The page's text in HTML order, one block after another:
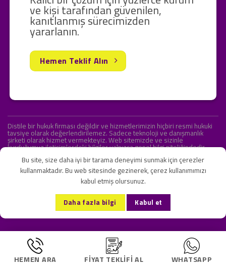
ve kişi tarafından güvenilen,
kanıtlanmış sürecimizden
yararlanın.
Hemen Teklif Alın
Distile bir hukuk firması değildir ve hizmetlerimizin hiçbiri resmi hukuki
tavsiye olarak değerlendirilemez. Sadece teknoloji ve danışmanlık
şirketi olarak hizmet vermekteyiz. Web sitemizde ve sizinle
kurduğumuz iletişimlerdeki bilgiler yalnızca genel bilgi niteliğindedir.
KVKK ve Gizlilik Sözleşmesi S.S.S. İletişim
Copyright 2026 ©Onlipr Teknoloji ve Ticaret A.Ş.
HEMEN ARA FIYAT TEKLIFI AL WHATSAPP
Bu site, size daha iyi bir tarama deneyimi sunmak için çerezler
kullanmaktadır. Bu web sitesinde gezinerek, çerez kullanımımızı
kabul etmiş olursunuz.
Daha fazla bilgi Kabul et